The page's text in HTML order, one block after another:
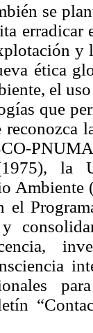
se
erradicar
y
ética
el
que
la
el